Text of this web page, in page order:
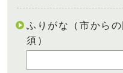
ふりがな（市から
須）